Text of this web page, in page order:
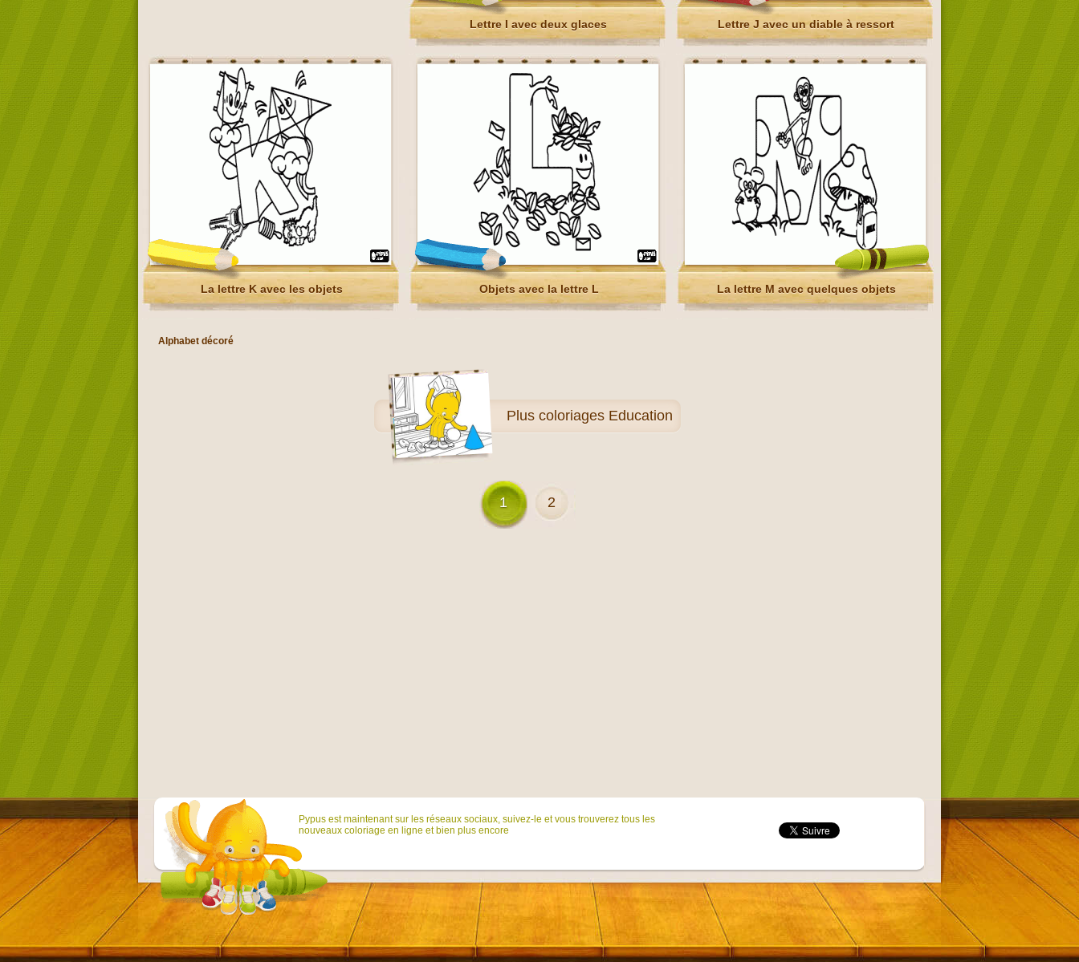
Lettre I avec deux glaces Lettre J avec un diable à ressort
La lettre K avec les objets Objets avec la lettre L La lettre M avec quelques objets
Alphabet décoré
Plus coloriages Education
1 2
Pypus est maintenant sur ​​les réseaux sociaux, suivez-le et vous trouverez tous les
nouveaux coloriage en ligne et bien plus encore